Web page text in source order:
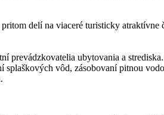
delí na viaceré turisticky
prevádzkovatelia ubytovania a
vôd, zásobovaní pitnou